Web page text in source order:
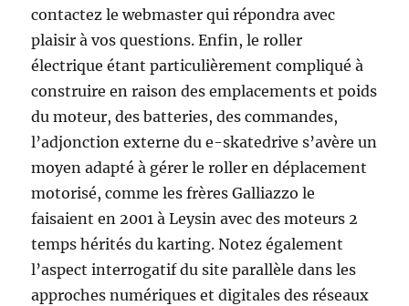
contactez le webmaster qui répondra avec
plaisir à vos questions. Enfin, le roller
électrique étant particulièrement compliqué à
construire en raison des emplacements et poids
du moteur, des batteries, des commandes,
l’adjonction externe du e-skatedrive s’avère un
moyen adapté à gérer le roller en déplacement
motorisé, comme les frères Galliazzo le
faisaient en 2001 à Leysin avec des moteurs 2
temps hérités du karting. Notez également
l’aspect interrogatif du site parallèle dans les
approches numériques et digitales des réseaux